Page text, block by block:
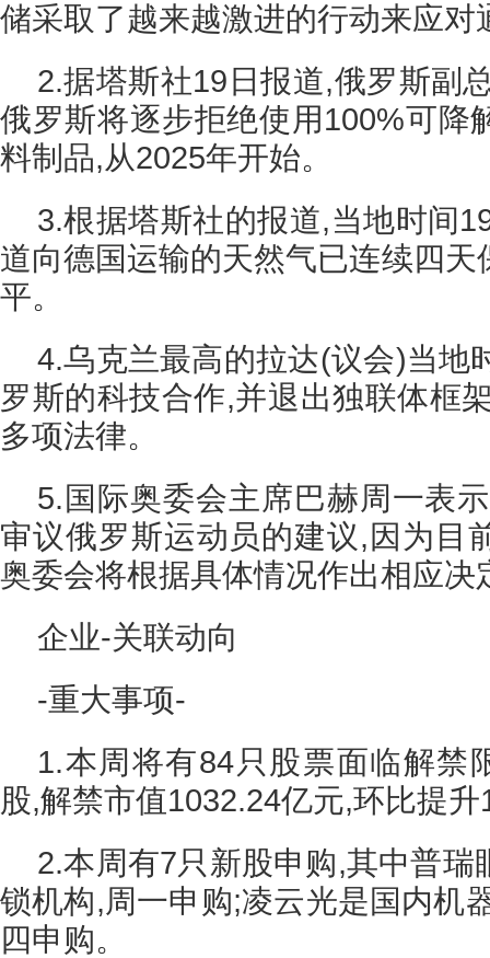
储采取了越来越激进的行动来应对
2.据塔斯社19日报道,俄罗斯副
俄罗斯将逐步拒绝使用100%可降
料制品,从2025年开始。
3.根据塔斯社的报道,当地时间
道向德国运输的天然气已连续四
平。
4.乌克兰最高的拉达(议会)当地
罗斯的科技合作,并退出独联体框
多项法律。
5.国际奥委会主席巴赫周一表
审议俄罗斯运动员的建议,因为目
奥委会将根据具体情况作出相应决
企业-关联动向
-重大事项-
1.本周将有84只股票面临解禁
股,解禁市值1032.24亿元,环比提
2.本周有7只新股申购,其中普瑞
锁机构,周一申购;凌云光是国内机
四申购。